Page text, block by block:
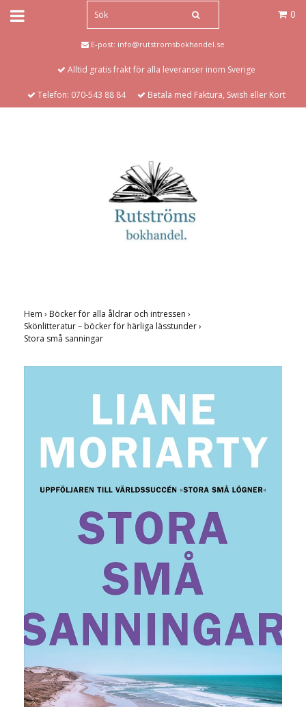
0
E-post: info@rutstromsbokhandel.se
Alltid gratis frakt för alla leveranser inom Sverige
Telefon: 070-543 88 84 Betala med Faktura, Swish eller Kort
Hem › Böcker för alla åldrar och intressen ›
Skönlitteratur – böcker för härliga lässtunder›
Stora små sanningar